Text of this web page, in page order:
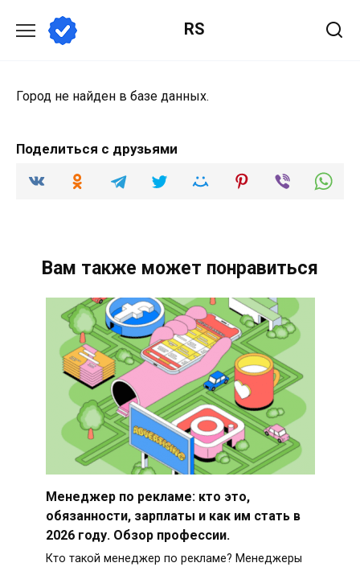
содержанию
RS
Город не найден в базе данных.
Поделиться с друзьями
Вам также может понравиться
Менеджер по рекламе: кто это,
обязанности, зарплаты и как им стать в
2026 году. Обзор профессии.
Кто такой менеджер по рекламе? Менеджеры